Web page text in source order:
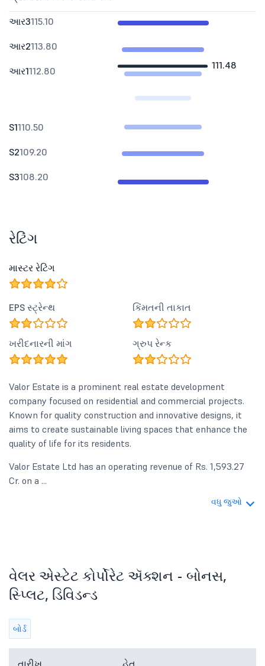
111.48
આર3115.10
આર2113.80
આર1112.80
S1110.50
S2109.20
S3108.20
રેટિંગ
માસ્ટર રેટિંગ
EPS સ્ટ્રેન્થ કિંમતની તાકાત
ખરીદનારની માંગ ગ્રુપ રેન્ક
Valor Estate is a prominent real estate development
company focused on residential and commercial projects.
Known for quality construction and innovative designs, it
aims to create sustainable living spaces that enhance the
quality of life for its residents.
Valor Estate Ltd has an operating revenue of Rs. 1,593.27
Cr. on a ...
વધુ જુઓ
વેલર એસ્ટેટ કોર્પોરેટ ઍક્શન - બોનસ,
સ્પ્લિટ, ડિવિડન્ડ
બોર્ડ
તારીખ હેતુ